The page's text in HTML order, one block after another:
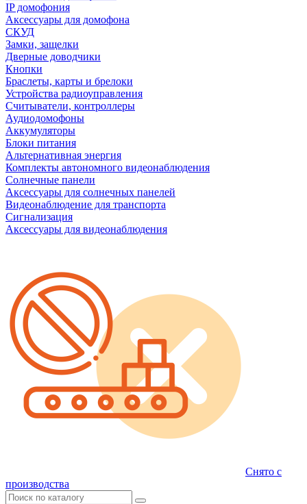
IP домофония
Аксессуары для домофона
СКУД
Замки, защелки
Дверные доводчики
Кнопки
Браслеты, карты и брелоки
Устройства радиоуправления
Считыватели, контроллеры
Аудиодомофоны
Аккумуляторы
Блоки питания
Альтернативная энергия
Комплекты автономного видеонаблюдения
Солнечные панели
Аксессуары для солнечных панелей
Видеонаблюдение для транспорта
Сигнализация
Аксессуары для видеонаблюдения
Снято с
производства